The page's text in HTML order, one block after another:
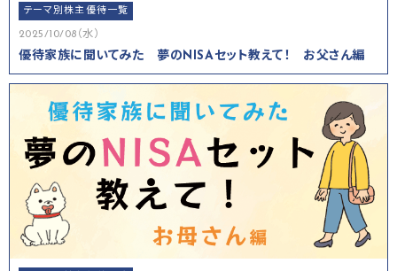
テーマ別株主優待一覧
2025/10/08（水）
優待家族に聞いてみた 夢のNISAセット教えて！ お父さん編